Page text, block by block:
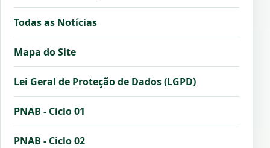
Todas as Notícias
Mapa do Site
Lei Geral de Proteção de Dados (LGPD)
PNAB - Ciclo 01
PNAB - Ciclo 02